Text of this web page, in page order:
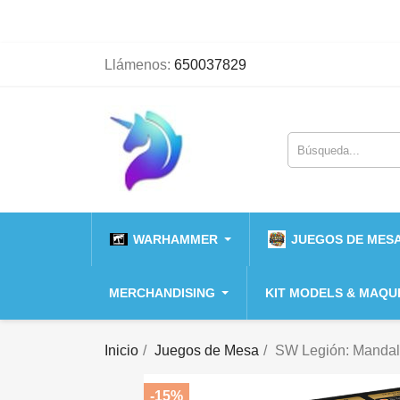
Llámenos: 650037829
WARHAMMER JUEGOS DE
MERCHANDISING KIT MODELS &
Inicio Juegos de Mesa SW Legión:
-15%